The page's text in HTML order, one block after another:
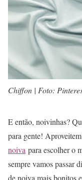
Chiffon | Foto:
E então, noivinhas?
para gente!
noiva para escolher o
sempre vamos passar